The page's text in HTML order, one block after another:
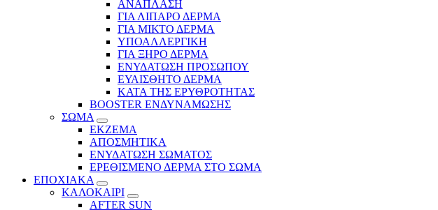
ΑΝΑΠΛΑΣΗ
ΓΙΑ ΛΙΠΑΡΟ ΔΕΡΜΑ
ΓΙΑ ΜΙΚΤΟ ΔΕΡΜΑ
ΥΠΟΑΛΛΕΡΓΙΚΗ
ΓΙΑ ΞΗΡΟ ΔΕΡΜΑ
ΕΝΥΔΑΤΩΣΗ ΠΡΟΣΩΠΟΥ
ΕΥΑΙΣΘΗΤΟ ΔΕΡΜΑ
ΚΑΤΑ ΤΗΣ ΕΡΥΘΡΟΤΗΤΑΣ
BOOSTER ΕΝΔΥΝΑΜΩΣΗΣ
ΣΩΜΑ
ΕΚΖΕΜΑ
ΑΠΟΣΜΗΤΙΚΑ
ΕΝΥΔΑΤΩΣΗ ΣΩΜΑΤΟΣ
ΕΡΕΘΙΣΜΕΝΟ ΔΕΡΜΑ ΣΤΟ ΣΩΜΑ
ΕΠΟΧΙΑΚΑ
ΚΑΛΟΚΑΙΡΙ
AFTER SUN